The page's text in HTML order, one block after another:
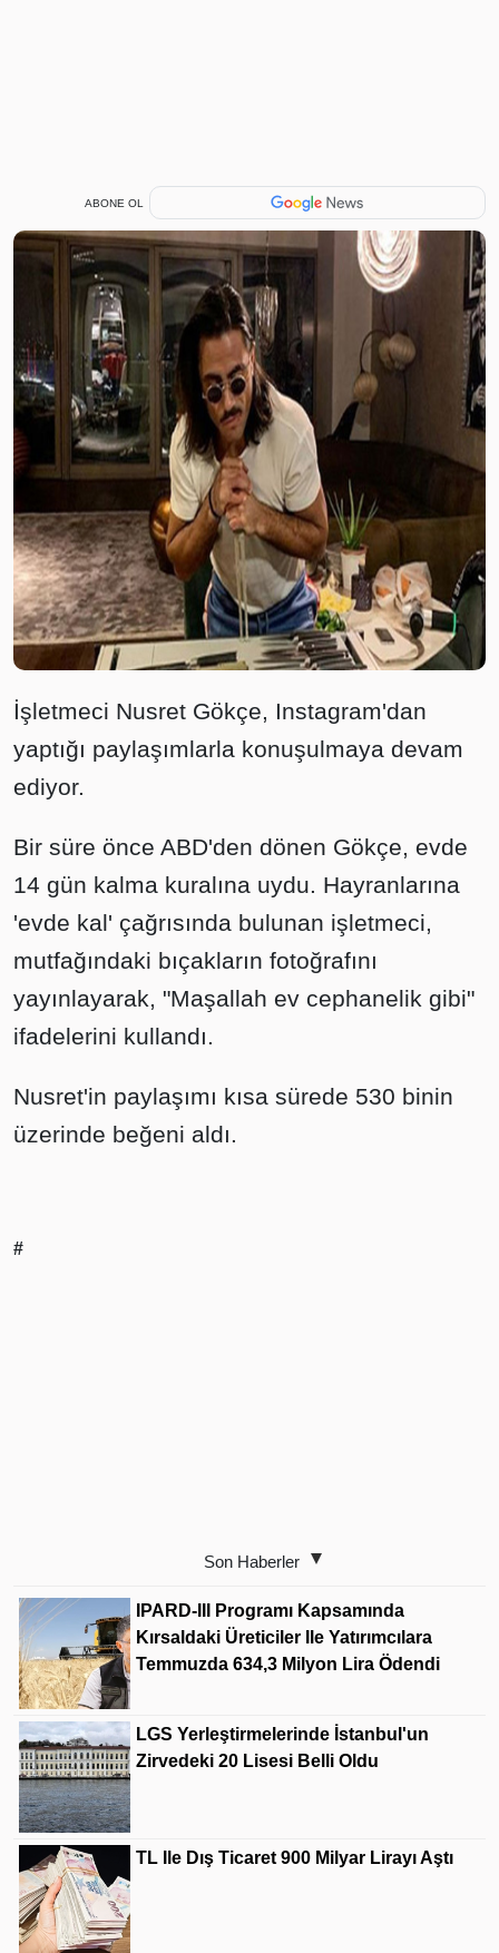
ABONE OL
İşletmeci Nusret Gökçe, Instagram'dan
yaptığı paylaşımlarla konuşulmaya devam
ediyor.
Bir süre önce ABD'den dönen Gökçe, evde
14 gün kalma kuralına uydu. Hayranlarına
'evde kal' çağrısında bulunan işletmeci,
mutfağındaki bıçakların fotoğrafını
yayınlayarak, "Maşallah ev cephanelik gibi"
ifadelerini kullandı.
Nusret'in paylaşımı kısa sürede 530 binin
üzerinde beğeni aldı.
#
Son Haberler
IPARD-III Programı Kapsamında
Kırsaldaki Üreticiler Ile Yatırımcılara
Temmuzda 634,3 Milyon Lira Ödendi
LGS Yerleştirmelerinde İstanbul'un
Zirvedeki 20 Lisesi Belli Oldu
TL Ile Dış Ticaret 900 Milyar Lirayı Aştı